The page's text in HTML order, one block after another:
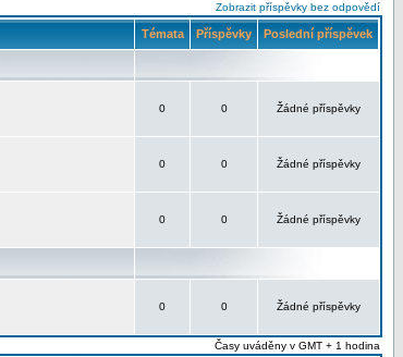
Zobrazit příspěvky bez odpovědí
Témata Příspěvky Poslední příspěvek
0 0 Žádné příspěvky
0 0 Žádné příspěvky
0 0 Žádné příspěvky
0 0 Žádné příspěvky
Časy uváděny v GMT + 1 hodina